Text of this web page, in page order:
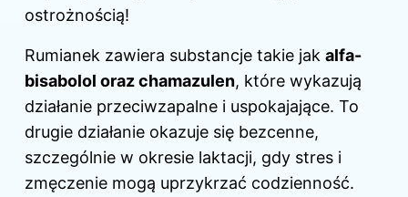
ostrożnością!
Rumianek zawiera substancje takie jak alfa-
bisabolol oraz chamazulen, które wykazują
działanie przeciwzapalne i uspokajające. To
drugie działanie okazuje się bezcenne,
szczególnie w okresie laktacji, gdy stres i
zmęczenie mogą uprzykrzać codzienność.